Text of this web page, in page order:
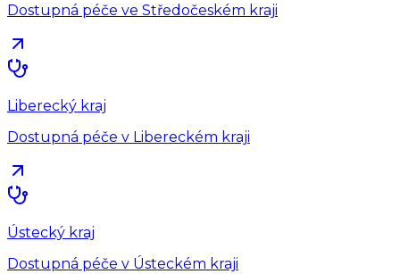
Dostupná péče ve Středočeském kraji
Liberecký kraj
Dostupná péče v Libereckém kraji
Ústecký kraj
Dostupná péče v Ústeckém kraji